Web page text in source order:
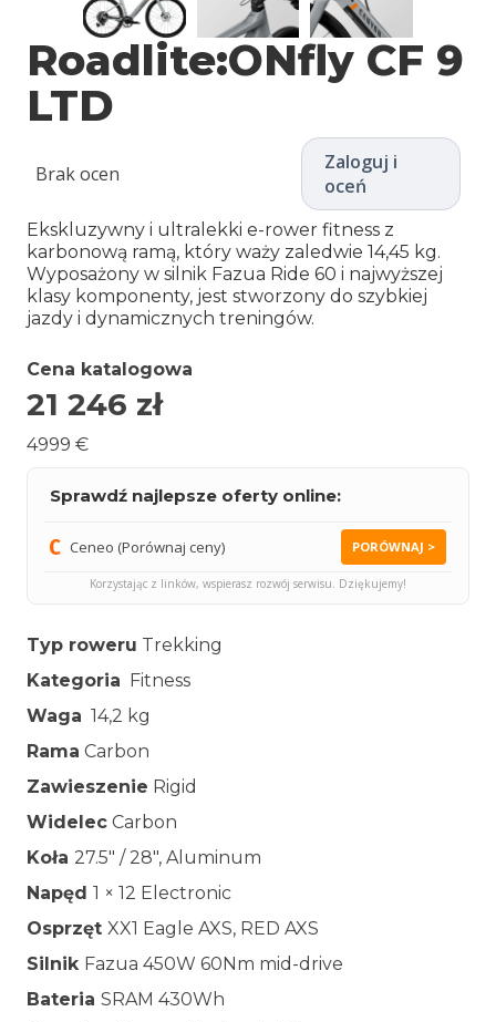
Roadlite:ONfly CF 9
LTD
Brak ocen
Zaloguj i
oceń
Ekskluzywny i ultralekki e-rower fitness z
karbonową ramą, który waży zaledwie 14,45 kg.
Wyposażony w silnik Fazua Ride 60 i najwyższej
klasy komponenty, jest stworzony do szybkiej
jazdy i dynamicznych treningów.
Cena katalogowa
21 246 zł
4999 €
Sprawdź najlepsze oferty online:
Ceneo (Porównaj ceny) PORÓWNAJ >
Korzystając z linków, wspierasz rozwój serwisu. Dziękujemy!
Typ roweru Trekking
Kategoria Fitness
Waga 14,2 kg
Rama Carbon
Zawieszenie Rigid
Widelec Carbon
Koła 27.5″ / 28″, Aluminum
Napęd 1 × 12 Electronic
Osprzęt XX1 Eagle AXS, RED AXS
Silnik Fazua 450W 60Nm mid-drive
Bateria SRAM 430Wh